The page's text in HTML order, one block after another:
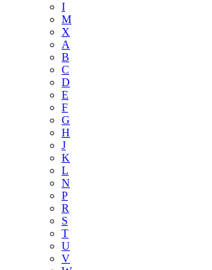
I
M
X
A
B
C
D
E
F
G
H
J
K
L
N
P
R
S
T
U
V